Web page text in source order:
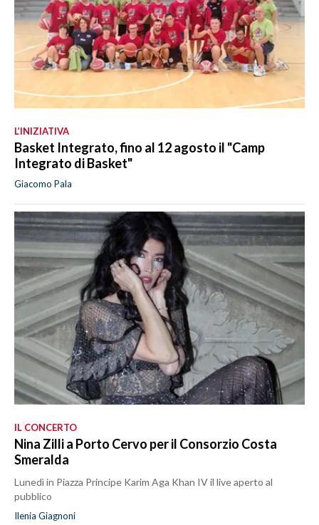
L’INIZIATIVA
Basket Integrato, fino al 12 agosto il "Camp
Integrato di Basket"
Giacomo Pala
IL CONCERTO
Nina Zilli a Porto Cervo per il Consorzio Costa
Smeralda
Lunedì in Piazza Principe Karim Aga Khan IV il live aperto al
pubblico
Ilenia Giagnoni